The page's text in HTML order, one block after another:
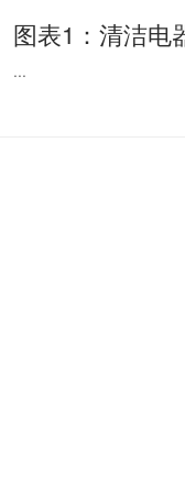
图表1：清洁电
...